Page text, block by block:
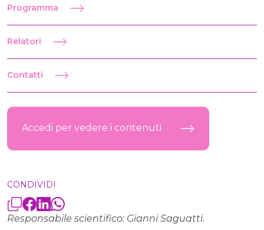
Programma
Relatori
Contatti
Accedi per vedere i contenuti
CONDIVIDI
Responsabile scientifico: Gianni Saguatti.